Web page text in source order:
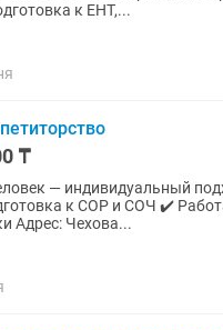
к ЕНТ,...
₸
— индивидуальный
к СОР и СОЧ ✔️
английский языки Адрес: Чехова...